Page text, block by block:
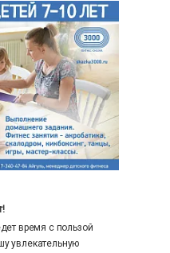
время с пользой
увлекательную